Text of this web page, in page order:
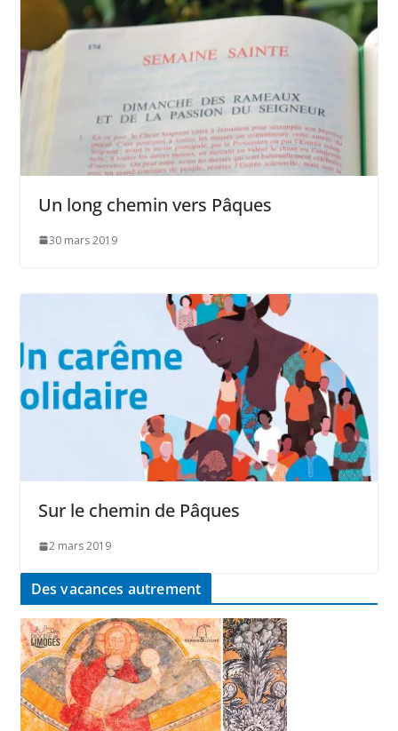
Un long chemin vers Pâques
30 mars 2019
Sur le chemin de Pâques
2 mars 2019
Des vacances autrement